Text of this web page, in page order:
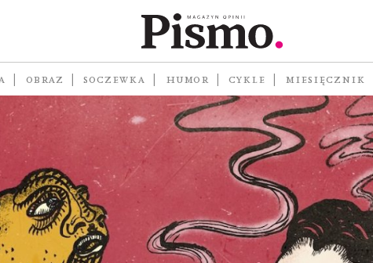
OBRAZ SOCZEWKA HUMOR CYKLE MIESIĘCZNIK